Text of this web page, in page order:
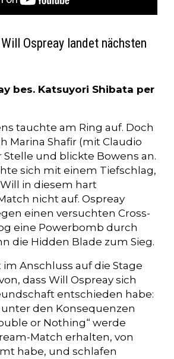
Ospreay landet nächsten
bes. Katsuyori Shibata per
tauchte am Ring auf. Doch
Marina Shafir (mit Claudio
Stelle und blickte Bowens an.
sich mit einem Tiefschlag,
in diesem hart
nicht auf. Ospreay
einen versuchten Cross-
eine Powerbomb durch
die Hidden Blade zum Sieg.
im Anschluss auf die Stage
dass Will Ospreay sich
entschieden habe:
den Konsequenzen
or Nothing“ werde
Match erhalten, von
habe, und schlafen